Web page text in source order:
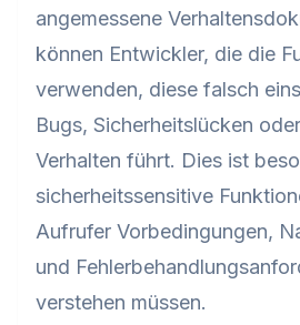
angemessene
können Entwickler, die die
verwenden, diese falsch
Bugs, Sicherheitslücken
Verhalten führt. Dies ist
sicherheitssensitive
Aufrufer Vorbedingungen,
und
verstehen müssen.